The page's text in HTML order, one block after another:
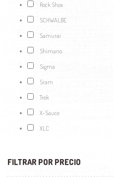
Rock Shox
SCHWALBE
Samurai
Shimano
Sigma
Sram
Trek
X-Sauce
XLC
FILTRAR POR PRECIO